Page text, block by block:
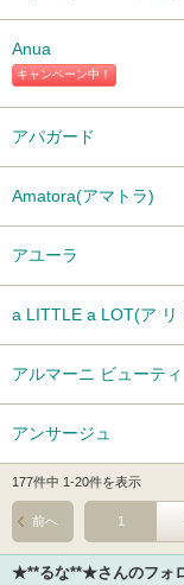
キャンペーン中！
Anua
アパガード
Amatora(アマトラ)
アユーラ
a LITTLE a LOT(ア リ
アルマーニ ビューティ
アンサージュ
177件中 1-20件を表示
1
前へ
★**るな**★さんのフォ